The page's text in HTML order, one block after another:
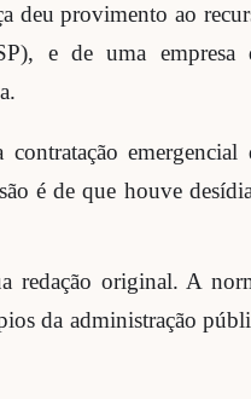
deu provimento ao
e de uma empresa
emergencial
é de que houve
redação original. A
da administração